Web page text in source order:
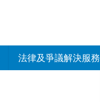
法律及爭議解決服務